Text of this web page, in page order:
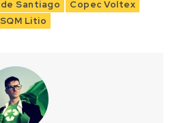
Santiago
Copec Voltex
SQM Litio